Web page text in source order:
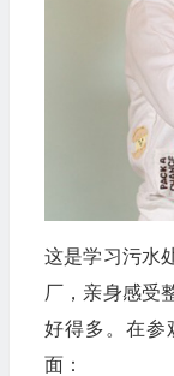
这是学习污水
厂，亲身感受
好得多。在参
面：